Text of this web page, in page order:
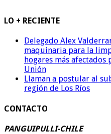
LO + RECIENTE
Delegado Alex
maquinaria para la
hogares más
Unión
Llaman a postular al
región de Los Ríos
CONTACTO
PANGUIPULLI-CHILE